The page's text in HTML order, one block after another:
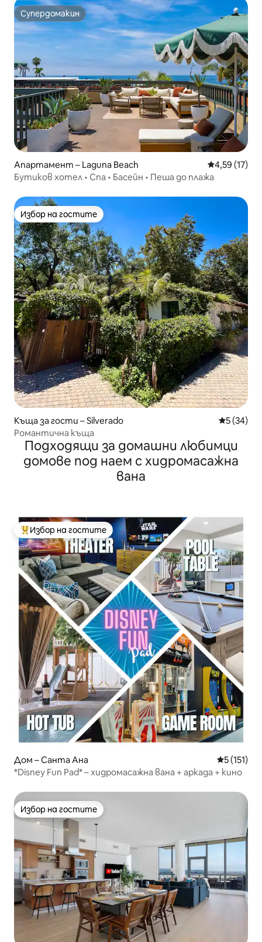
Супердомакин
Супердомакин
Апартамент – Laguna Beach Средна
4,59 (17)
Бутиков хотел • Спа • Басейн • Пеша до плажа
Избор на гостите
Избор на гостите
Къща за гости – Silverado Средна
5 (34)
Романтична къща
Подходящи за домашни любимци
домове под наем с хидромасажна
вана
Най-популярен избор на гостите
Избор на гостите
Дом – Санта Ана Средна
5 (151)
*Disney Fun Pad* – хидромасажна вана + аркада + кино
Избор на гостите
Избор на гостите